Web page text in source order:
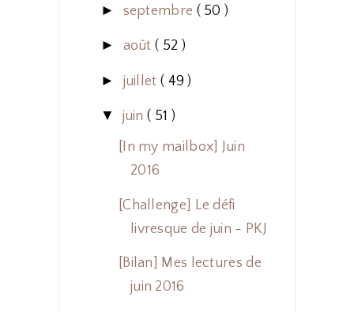
► septembre ( 50 )
► août ( 52 )
► juillet ( 49 )
▼ juin( 51 )
[In my mailbox] Juin
2016
[Challenge] Le défi
livresque de juin - PKJ
[Bilan] Mes lectures de
juin 2016